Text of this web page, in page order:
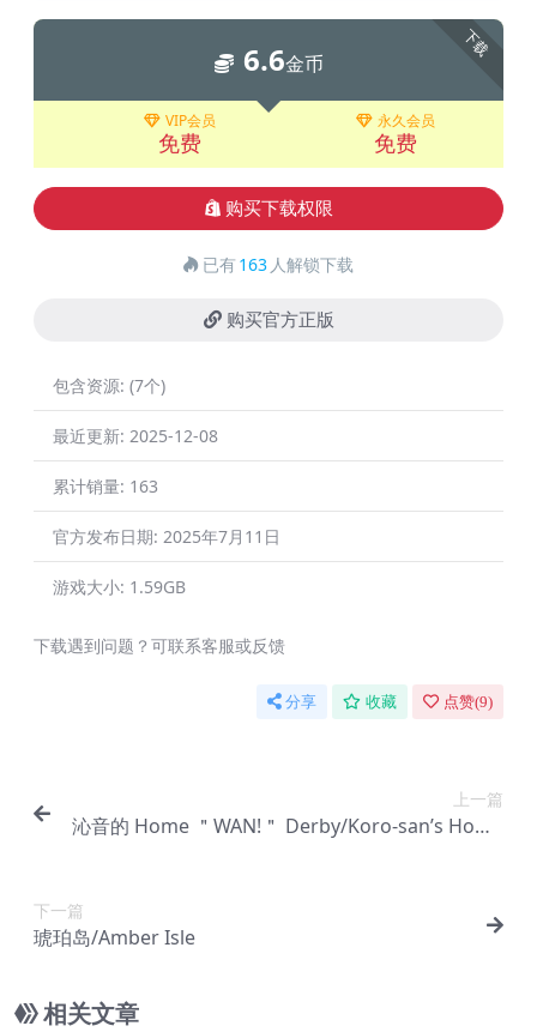
下载
6.6金币
VIP会员
免费
永久会员
免费
购买下载权限
已有163 人解锁下载
购买官方正版
包含资源: (7个)
最近更新: 2025-12-08
累计销量: 163
官方发布日期: 2025年7月11日
游戏大小: 1.59GB
下载遇到问题？可联系客服或反馈
分享 收藏 点赞(9)
上一篇
沁音的 Home ＂WAN!＂ Derby/Koro-san’s Home
下一篇
琥珀岛/Amber Isle
相关文章